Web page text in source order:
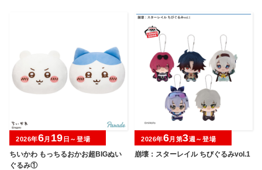
ちいかわ もっちるおかお超BIGぬい
ぐるみ①
2026年6月 19 日～登場
崩壊：スターレイル ちびぐるみvol.1
2026年6月第3週～登場